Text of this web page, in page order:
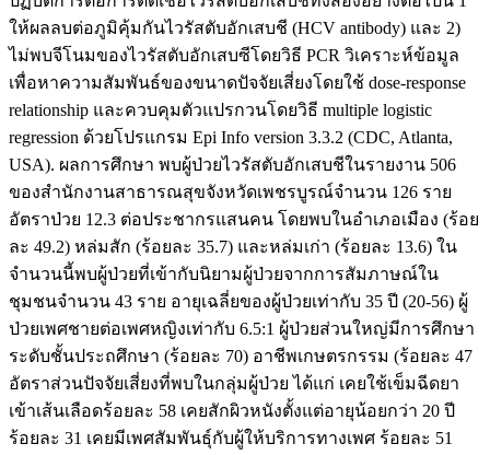
ให้ผลลบต่อภูมิคุ้มกันไวรัสตับอักเสบชี (HCV antibody) และ 2)
ไม่พบจีโนมของไวรัสตับอักเสบซีโดยวิธี PCR วิเคราะห์ข้อมูล
เพื่อหาความสัมพันธ์ของขนาดปัจจัยเสี่ยงโดยใช้ dose-response
relationship และควบคุมตัวแปรกวนโดยวิธี multiple logistic
regression ด้วยโปรแกรม Epi Info version 3.3.2 (CDC, Atlanta,
USA). ผลการศึกษา พบผู้ป่วยไวรัสตับอักเสบชีในรายงาน 506
ของสำนักงานสาธารณสุขจังหวัดเพชรบูรณ์จำนวน 126 ราย
อัตราป่วย 12.3 ต่อประชากรแสนคน โดยพบในอำเภอเมือง (ร้อย
ละ 49.2) หล่มสัก (ร้อยละ 35.7) และหล่มเก่า (ร้อยละ 13.6) ใน
จำนวนนี้พบผู้ป่วยที่เข้ากับนิยามผู้ป่วยจากการสัมภาษณ์ใน
ชุมชนจำนวน 43 ราย อายุเฉลี่ยของผู้ป่วยเท่ากับ 35 ปี (20-56) ผู้
ป่วยเพศชายต่อเพศหญิงเท่ากับ 6.5:1 ผู้ป่วยส่วนใหญ่มีการศึกษา
ระดับชั้นประถศึกษา (ร้อยละ 70) อาชีพเกษตรกรรม (ร้อยละ 47
อัตราส่วนปัจจัยเสี่ยงที่พบในกลุ่มผู้ป่วย ได้แก่ เคยใช้เข็มฉีดยา
เข้าเส้นเลือดร้อยละ 58 เคยสักผิวหนังตั้งแต่อายุน้อยกว่า 20 ปี
ร้อยละ 31 เคยมีเพศสัมพันธุ์กับผู้ให้บริการทางเพศ ร้อยละ 51